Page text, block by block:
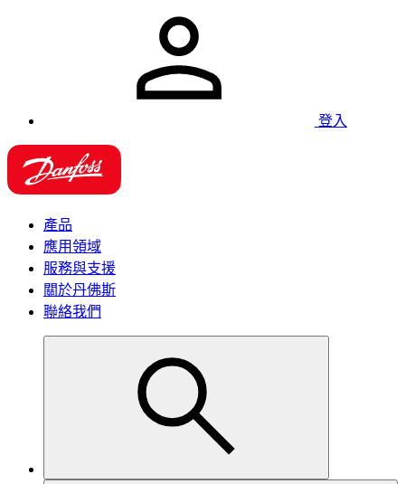
登入
產品
應用領域
服務與支援
關於丹佛斯
聯絡我們